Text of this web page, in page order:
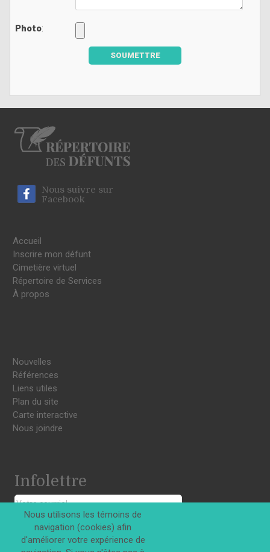
Photo:
SOUMETTRE
Nous suivre sur
Facebook
Accueil
Inscrire mon défunt
Cimetière virtuel
Répertoire de Services
À propos
Nouvelles
Références
Liens utiles
Plan du site
Carte interactive
Nous joindre
Infolettre
S'INSCRIRE
Nous utilisons les témoins de
navigation (cookies) afin
d'améliorer votre expérience de